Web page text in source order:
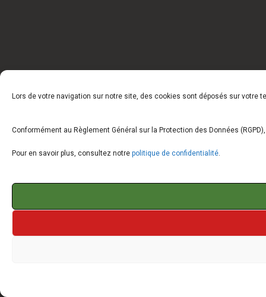
Lors de votre navigation sur notre site, des cookies sont déposés sur votre
Conformément au Règlement Général sur la Protection des Données
Pour en savoir plus, consultez notre politique de confidentialité.